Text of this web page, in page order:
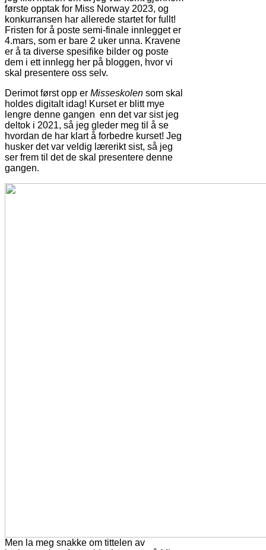
første opptak for Miss Norway 2023, og
konkurransen har allerede startet for fullt!
Fristen for å poste semi-finale innlegget er
4.mars, som er bare 2 uker unna. Kravene
er å ta diverse spesifike bilder og poste
dem i ett innlegg her på bloggen, hvor vi
skal presentere oss selv.
Derimot først opp er Misseskolen som skal
holdes digitalt idag! Kurset er blitt mye
lengre denne gangen enn det var sist jeg
deltok i 2021, så jeg gleder meg til å se
hvordan de har klart å forbedre kurset! Jeg
husker det var veldig lærerikt sist, så jeg
ser frem til det de skal presentere denne
gangen.
Men la meg snakke om tittelen av